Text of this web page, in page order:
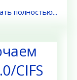
полностью...
CIFS